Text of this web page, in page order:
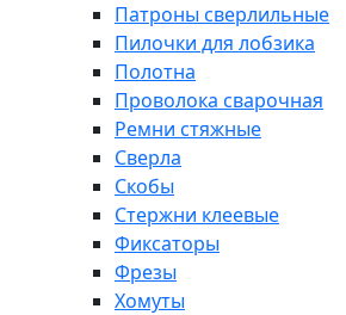
Патроны сверлильные
Пилочки для лобзика
Полотна
Проволока сварочная
Ремни стяжные
Сверла
Скобы
Стержни клеевые
Фиксаторы
Фрезы
Хомуты